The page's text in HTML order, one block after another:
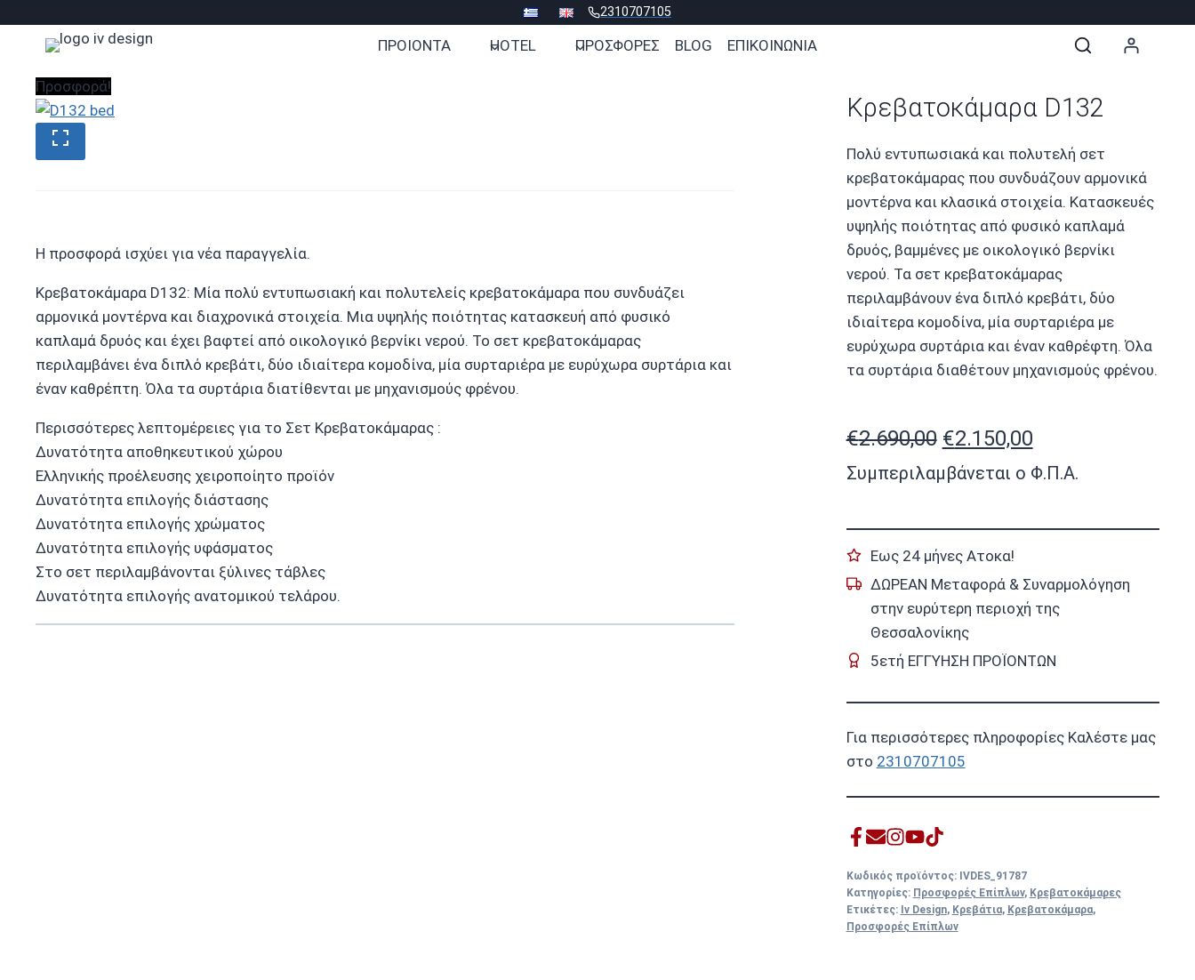
2310707105
ΠΡΟΙΟΝΤΑ HOTEL ΠΡΟΣΦΟΡΕΣ BLOG ΕΠΙΚΟΙΝΩΝΙΑ
Προσφορά!
Η προσφορά ισχύει για νέα παραγγελία.
Κρεβατοκάμαρα D132: Μία πολύ εντυπωσιακή και πολυτελείς κρεβατοκάμαρα που συνδυάζει
αρμονικά μοντέρνα και διαχρονικά στοιχεία. Μια υψηλής ποιότητας κατασκευή από φυσικό
καπλαμά δρυός και έχει βαφτεί από οικολογικό βερνίκι νερού. Το σετ κρεβατοκάμαρας
περιλαμβάνει ένα διπλό κρεβάτι, δύο ιδιαίτερα κομοδίνα, μία συρταριέρα με ευρύχωρα συρτάρια και
έναν καθρέπτη. Όλα τα συρτάρια διατίθενται με μηχανισμούς φρένου.
Περισσότερες λεπτομέρειες για τo Σετ Κρεβατοκάμαρας :
Δυνατότητα αποθηκευτικού χώρου
Ελληνικής προέλευσης χειροποίητο προϊόν
Δυνατότητα επιλογής διάστασης
Δυνατότητα επιλογής χρώματος
Δυνατότητα επιλογής υφάσματος
Στο σετ περιλαμβάνονται ξύλινες τάβλες
Δυνατότητα επιλογής ανατομικού τελάρου.
Κρεβατοκάμαρα D132
Πολύ εντυπωσιακά και πολυτελή σετ
κρεβατοκάμαρας που συνδυάζουν αρμονικά
μοντέρνα και κλασικά στοιχεία. Κατασκευές
υψηλής ποιότητας από φυσικό καπλαμά
δρυός, βαμμένες με οικολογικό βερνίκι
νερού. Τα σετ κρεβατοκάμαρας
περιλαμβάνουν ένα διπλό κρεβάτι, δύο
ιδιαίτερα κομοδίνα, μία συρταριέρα με
ευρύχωρα συρτάρια και έναν καθρέφτη. Όλα
τα συρτάρια διαθέτουν μηχανισμούς φρένου.
€2.690,00 Original
price
€2.150,00Η
τρέχουσα
€2.150,00.
Συμπεριλαμβάνεται ο Φ.Π.Α.
Εως 24 μήνες Ατοκα!
ΔΩΡΕΑΝ Μεταφορά & Συναρμολόγηση
στην ευρύτερη περιοχή της
Θεσσαλονίκης
5ετή ΕΓΓΥΗΣΗ ΠΡΟΪΟΝΤΩΝ
Για περισσότερες πληροφορίες Καλέστε μας
στο 2310707105
Κωδικός προϊόντος: IVDES_91787
Κατηγορίες: Προσφορές Επίπλων, Κρεβατοκάμαρες
Ετικέτες: Iv Design, Κρεβάτια, Κρεβατοκάμαρα,
Προσφορές Επίπλων